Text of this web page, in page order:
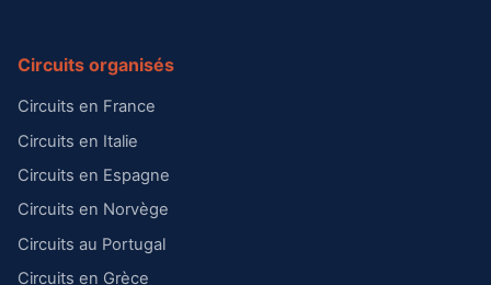
Circuits organisés
Circuits en France
Circuits en Italie
Circuits en Espagne
Circuits en Norvège
Circuits au Portugal
Circuits en Grèce